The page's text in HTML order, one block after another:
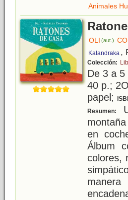
Animales
OLI (aut.)
Kalandraka ,
Colección:
De 3 a
40 p.;
papel;
Resumen:
en
Álbum
colores,